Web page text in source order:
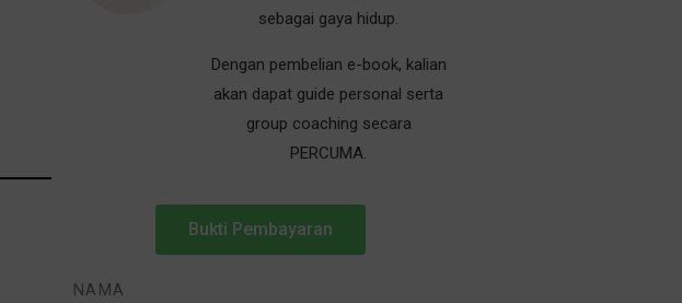
sebagai gaya hidup.
Dengan pembelian e-book, kalian
akan dapat guide personal serta
group coaching secara
PERCUMA.
Bukti Pembayaran
NAMA